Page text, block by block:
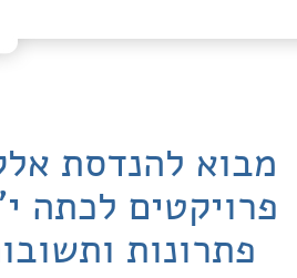
מבוא להנדסת
פרויקטים
פתרונות